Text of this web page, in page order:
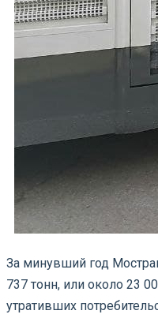
За минувший год
737 тонн, или около 23
утративших